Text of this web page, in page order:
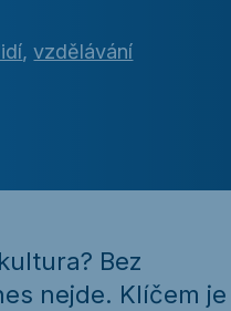
, vzdělávání
Bez
nejde. Klíčem je